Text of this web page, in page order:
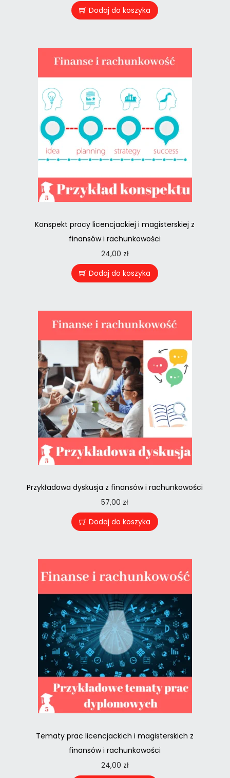
Dodaj do koszyka
Konspekt pracy licencjackiej i magisterskiej z
finansów i rachunkowości
24,00 zł
Dodaj do koszyka
Przykładowa dyskusja z finansów i rachunkowości
57,00 zł
Dodaj do koszyka
Tematy prac licencjackich i magisterskich z
finansów i rachunkowości
24,00 zł